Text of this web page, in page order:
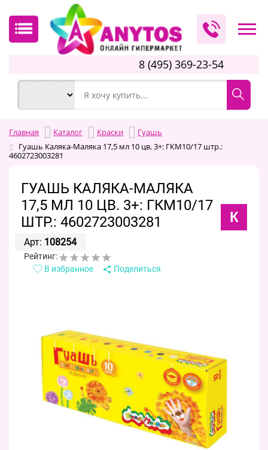
8 (495) 369-23-54
Главная Каталог Краски
Гуашь
Гуашь Каляка-Маляка 17,5 мл 10 цв. 3+: ГКМ10/17 штр.:
4602723003281
ГУАШЬ КАЛЯКА-МАЛЯКА
17,5 МЛ 10 ЦВ. 3+: ГКМ10/17
ШТР.: 4602723003281
К
Арт: 108254
Рейтинг:
В избранное
Поделиться